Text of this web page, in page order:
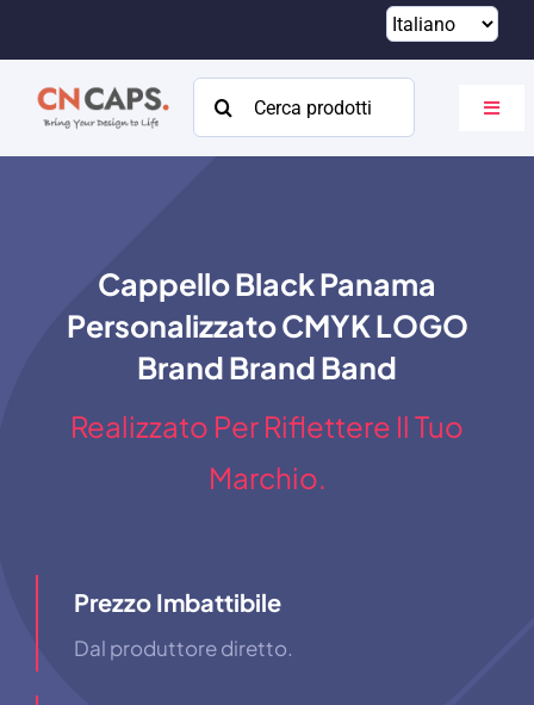
contenuto
Cercare:
Catalogare
Risorse
Cappello Black Panama
Personalizzato CMYK LOGO
Brand Brand Band
Realizzato Per Riflettere Il Tuo
Marchio.
Prezzo Imbattibile
Dal produttore diretto.